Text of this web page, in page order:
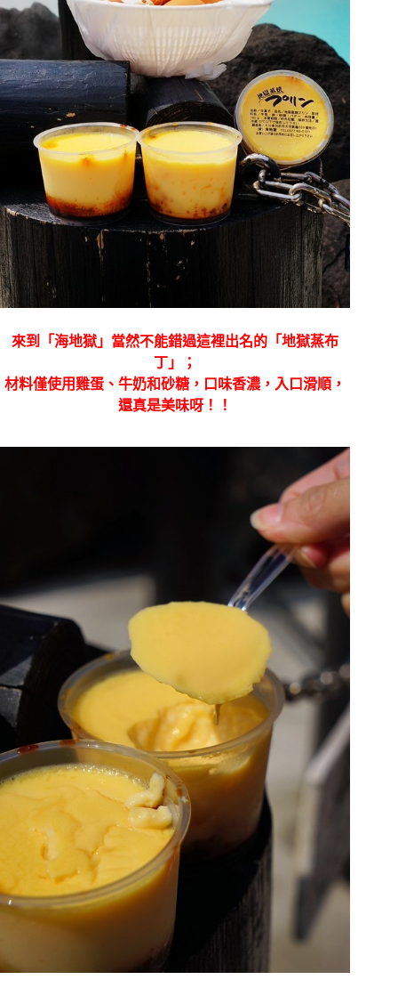
來到「海地獄」當然不能錯過這裡出名的「地獄蒸布
丁」；
材料僅使用雞蛋、牛奶和砂糖，口味香濃，入口滑順，
還真是美味呀！！